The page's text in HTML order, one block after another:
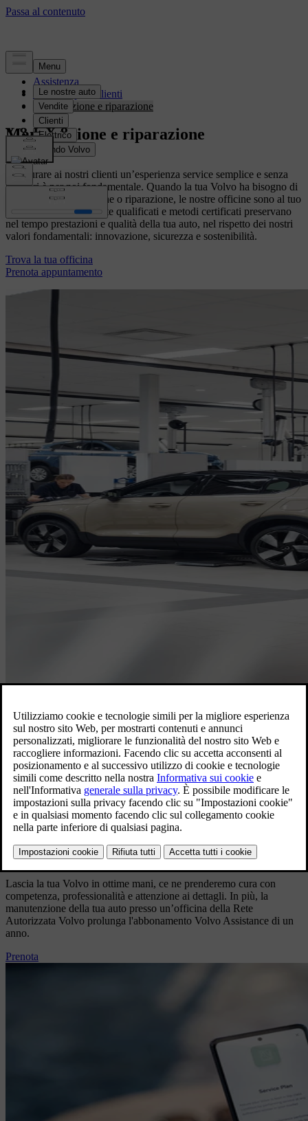
Assistenza
Vantaggi per i clienti
Manutenzione e riparazione
Manutenzione e riparazione
Assicurare ai nostri clienti un’esperienza service semplice e senza
pensieri è per noi fondamentale. Quando la tua Volvo ha bisogno di
assistenza, manutenzione o riparazione, le nostre officine sono al tuo
fianco. Tecnici altamente qualificati e metodi certificati preservano
nel tempo prestazioni e qualità della tua auto, nel rispetto dei nostri
valori fondamentali: innovazione, sicurezza e sostenibilità.
Trova la tua officina
Prenota appuntamento
Soluzioni che semplificano la vita
Manutenzione ordinaria
Lascia la tua Volvo in ottime mani, ce ne prenderemo cura con
competenza, professionalità e attenzione ai dettagli. In più, la
manutenzione della tua auto presso un’officina della Rete
Autorizzata Volvo prolunga l'abbonamento Volvo Assistance di un
anno.
Prenota